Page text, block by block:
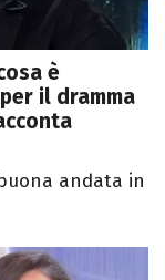
è
il dramma
andata in